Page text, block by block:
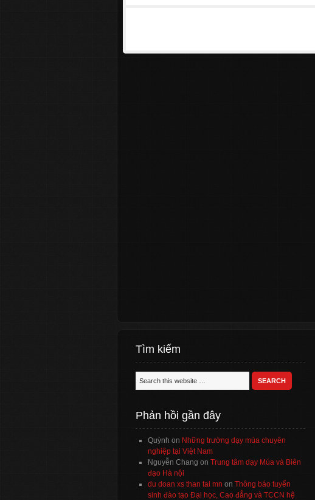
Tìm kiếm
Phản hồi gần đây
Quỳnh on Những trường dạy múa chuyên
nghiệp tại Việt Nam
Nguyễn Chang on Trung tâm dạy Múa và Biên
đạo Hà nội
du doan xs than tai mn on Thông báo tuyển
sinh đào tạo Đại học, Cao đẳng và TCCN hệ